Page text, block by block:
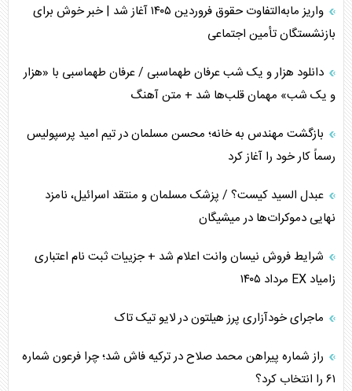
تأثیر جنگ ایران و آمریکا بر اقتصاد جهانی
اربعین، کابوس مشترک تل‌آویو-واشنگتن
برنامه هفتم توسعه در نقطه کور سیاستگذاری
اوکراین بازوی مخرب آمریکا در غرب آسیا
اهمیت راهبردی اردن برای آمریکا
پیام، ظرفیت بالفعل‌نشده تجارت ایران
همسویی عربستان با سنتکام علیه متحدان ایران
ترامپ و توهم خلع سلاح حماس
واریز مابه‌التفاوت حقوق فروردین ۱۴۰۵ آغاز شد | خبر خوش برای
بازنشستگان تأمین اجتماعی
دانلود هزار و یک شب عرفان طهماسبی / عرفان طهماسبی با «هزار
و یک شب» مهمان قلب‌ها شد + متن آهنگ
بازگشت مهندس به خانه؛ محسن مسلمان در تیم امید پرسپولیس
رسماً کار خود را آغاز کرد
عبدل السید کیست؟ / پزشک مسلمان و منتقد اسرائیل، نامزد
نهایی دموکرات‌ها در میشیگان
شرایط فروش نیسان وانت اعلام شد + جزییات ثبت نام اعتباری
زامیاد EX مرداد ۱۴۰۵
ماجرای خودآزاری پرز هیلتون در لایو تیک تاک
راز شماره پیراهن محمد صلاح در ترکیه فاش شد؛ چرا فرعون شماره
۶۱ را انتخاب کرد؟